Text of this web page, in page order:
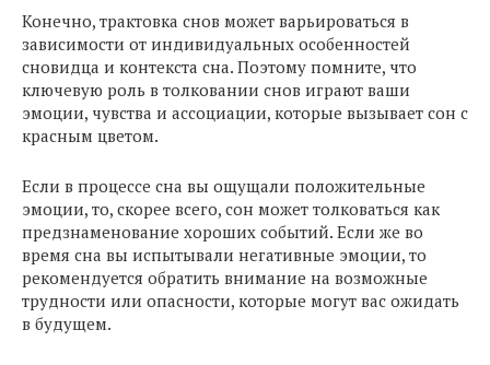
Конечно, трактовка снов может варьироваться в
зависимости от индивидуальных особенностей
сновидца и контекста сна. Поэтому помните, что
ключевую роль в толковании снов играют ваши
эмоции, чувства и ассоциации, которые вызывает сон с
красным цветом.
Если в процессе сна вы ощущали положительные
эмоции, то, скорее всего, сон может толковаться как
предзнаменование хороших событий. Если же во
время сна вы испытывали негативные эмоции, то
рекомендуется обратить внимание на возможные
трудности или опасности, которые могут вас ожидать
в будущем.